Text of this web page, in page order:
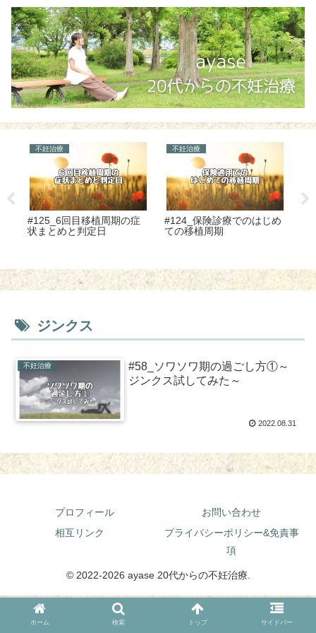
不妊治療
#125_6回目移植周期の症
状まとめと判定日
不妊治療
#124_保険診療でのはじめ
ての移植周期
ジンクス
不妊治療
#58_ソワソワ期の過ごし方①～
ジンクス試してみた～
2022.08.31
プロフィール
お問い合わせ
相互リンク
プライバシーポリシー&免責事
項
© 2022-2026 ayase 20代からの不妊治療.
ホーム 検索 トップ サイドバー